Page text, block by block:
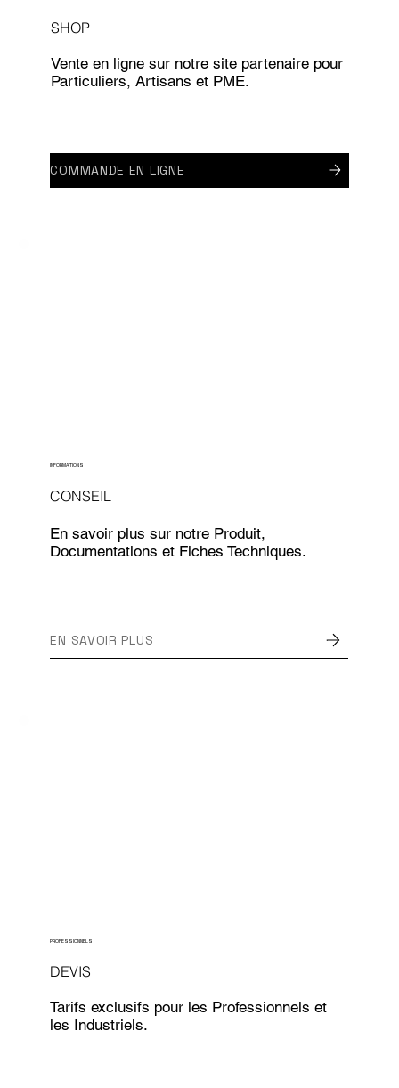
SHOP
Vente en ligne sur notre site partenaire pour
Particuliers, Artisans et PME.
COMMANDE EN LIGNE
CONSEIL
INFORMATIONS
En savoir plus sur notre Produit,
Documentations et Fiches Techniques.
EN SAVOIR PLUS
DEVIS
PROFESSIONNELS
Tarifs exclusifs pour les Professionnels et
les Industriels.